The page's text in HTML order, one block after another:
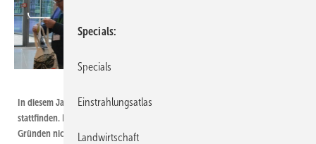
In diesem Jahr wird die Herbsttagung von PV Austria und der TPPV online
stattfinden. Ein persönliches Treffen in Wien ist aus seuchenhygienischen
Gründen nicht möglich.
Specials
Specials
Einstrahlungsatlas
Landwirtschaft